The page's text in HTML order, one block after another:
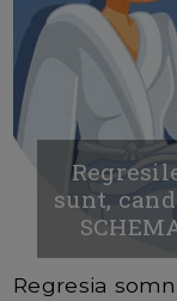
sunt,
Regresia